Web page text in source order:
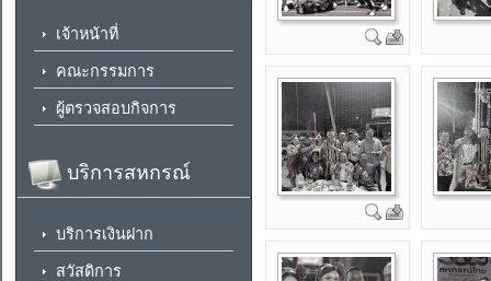
เจ้าหน้าที่
คณะกรรมการ
ผู้ตรวจสอบกิจการ
บริการสหกรณ์
บริการเงินฝาก
สวัสดิการ